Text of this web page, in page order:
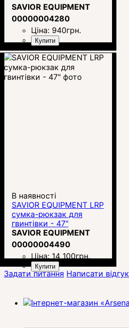
SAVIOR EQUIPMENT
00000004280
Ціна: 940грн.
Купити
В наявності
SAVIOR EQUIPMENT LRP
сумка-рюкзак для
гвинтівки - 47"
SAVIOR EQUIPMENT
00000004490
Ціна: 14 100грн.
Купити
Задати питання Написати відгук